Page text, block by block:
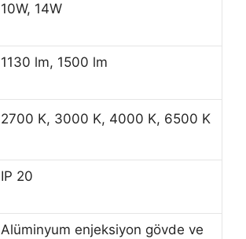
10W, 14W
1130 lm, 1500 lm
2700 K, 3000 K, 4000 K, 6500 K
IP 20
Alüminyum enjeksiyon gövde ve